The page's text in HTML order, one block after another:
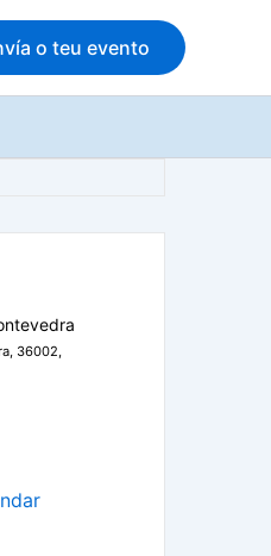
o teu evento
36002,